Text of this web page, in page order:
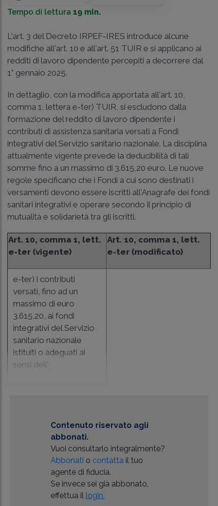
Tempo di lettura 19 min.
L'art. 3 del Decreto IRPEF-IRES introduce alcune
modifiche all'art. 10 e all'art. 51 TUIR e si applicano ai
redditi di lavoro dipendente percepiti a decorrere dal
1° gennaio 2025.
In dettaglio, con la modifica apportata all'art. 10,
comma 1, lettera e-ter) TUIR, si escludono dalla
formazione del reddito di lavoro dipendente i
contributi di assistenza sanitaria versati a Fondi
integrativi del Servizio sanitario nazionale. La disciplina
attualmente vigente prevede la deducibilità di tali
somme fino a un massimo di 3.615,20 euro. Le nuove
regole specificano che i Fondi a cui sono destinati i
versamenti devono essere iscritti all'Anagrafe dei fondi
sanitari integrativi e operare secondo il principio di
mutualità e solidarietà tra gli iscritti.
Art. 10, comma 1, lett.
e-ter (vigente)
Art. 10, comma 1, lett.
e-ter (modificato)
e-ter) i contributi
versati, fino ad un
massimo di euro
3.615,20, ai fondi
integrativi del Servizio
sanitario nazionale
istituiti o adeguati ai
sensi dell'
Contenuto riservato agli
abbonati.
Vuoi consultarlo integralmente?
Abbonati o contatta il tuo
agente di fiducia.
Se invece sei già abbonato,
effettua il login.